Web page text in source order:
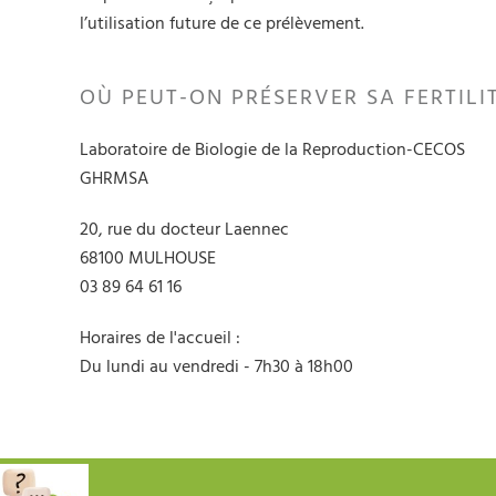
l’utilisation future de ce prélèvement.
OÙ PEUT-ON PRÉSERVER SA
Laboratoire de Biologie de la Reproduction-CECOS
GHRMSA
20, rue du docteur Laennec
68100 MULHOUSE
03 89 64 61 16
Horaires de l'accueil :
Du lundi au vendredi - 7h30 à 18h00